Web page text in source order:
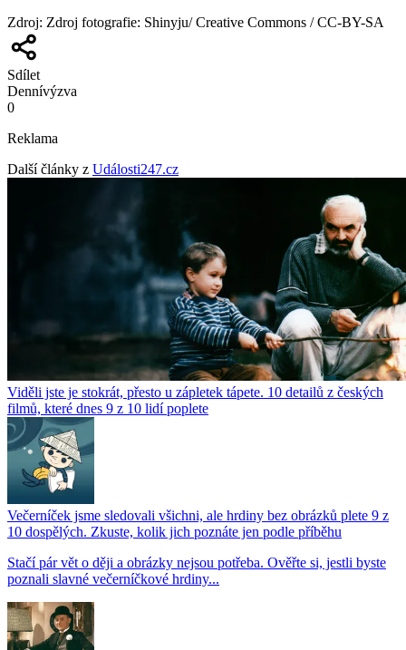
Zdroj: Zdroj fotografie: Shinyju/ Creative Commons / CC-BY-SA
Sdílet
Dennívýzva
0
Reklama
Další články z Události247.cz
Viděli jste je stokrát, přesto u zápletek tápete. 10 detailů z českých
filmů, které dnes 9 z 10 lidí poplete
Večerníček jsme sledovali všichni, ale hrdiny bez obrázků plete 9 z
10 dospělých. Zkuste, kolik jich poznáte jen podle příběhu
Stačí pár vět o ději a obrázky nejsou potřeba. Ověřte si, jestli byste
poznali slavné večerníčkové hrdiny...